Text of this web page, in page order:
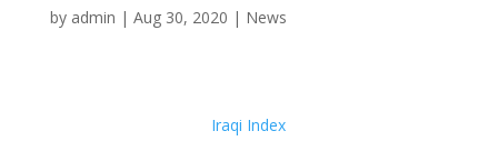
by admin | Aug 30, 2020 | News
Iraqi Index